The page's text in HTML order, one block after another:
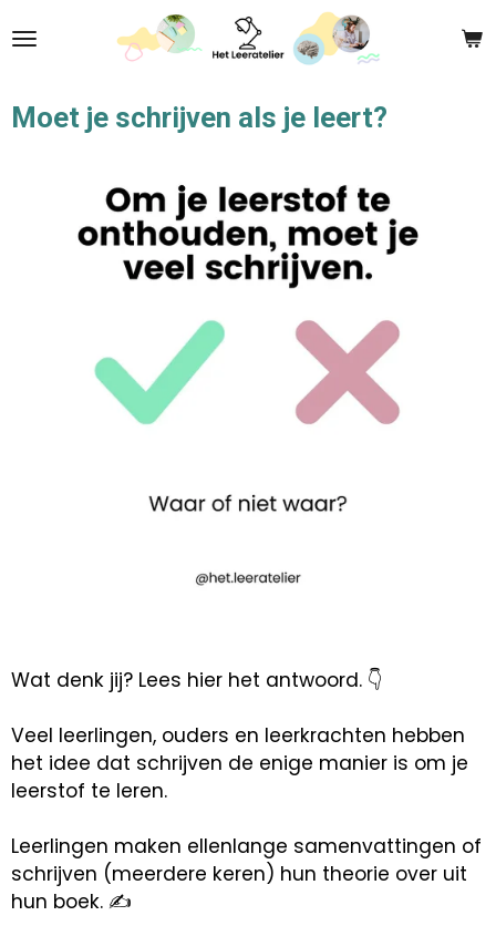
direct
de
hoofdinhoud
Moet je schrijven als je leert?
Wat denk jij? Lees hier het antwoord. 👇
Veel leerlingen, ouders en leerkrachten hebben
het idee dat schrijven de enige manier is om je
leerstof te leren.
Leerlingen maken ellenlange samenvattingen of
schrijven (meerdere keren) hun theorie over uit
hun boek. ✍️